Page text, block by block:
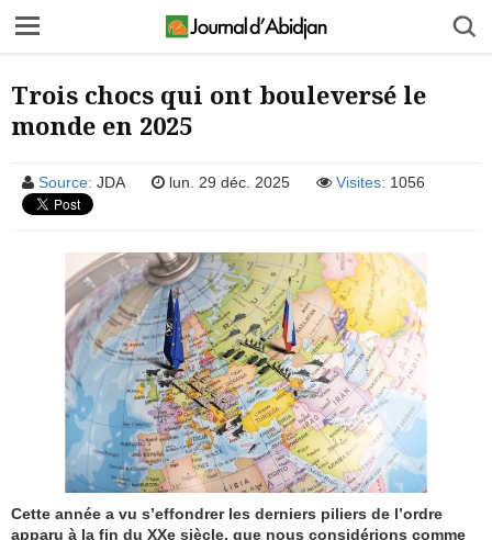
Trois chocs qui ont bouleversé le
monde en 2025
Source: JDA lun. 29 déc. 2025 Visites: 1056
Cette année a vu s’effondrer les derniers piliers de l’ordre
apparu à la fin du XXe siècle, que nous considérions comme